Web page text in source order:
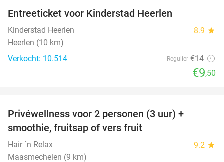
Entreeticket voor Kinderstad Heerlen
Kinderstad Heerlen 8.9 star
Heerlen (10 km)
Verkocht: 10.514
Regulier €14
€9,50
Privéwellness voor 2 personen (3 uur) +
smoothie, fruitsap of vers fruit
Hair ´n Relax 9.2 star
Maasmechelen (9 km)